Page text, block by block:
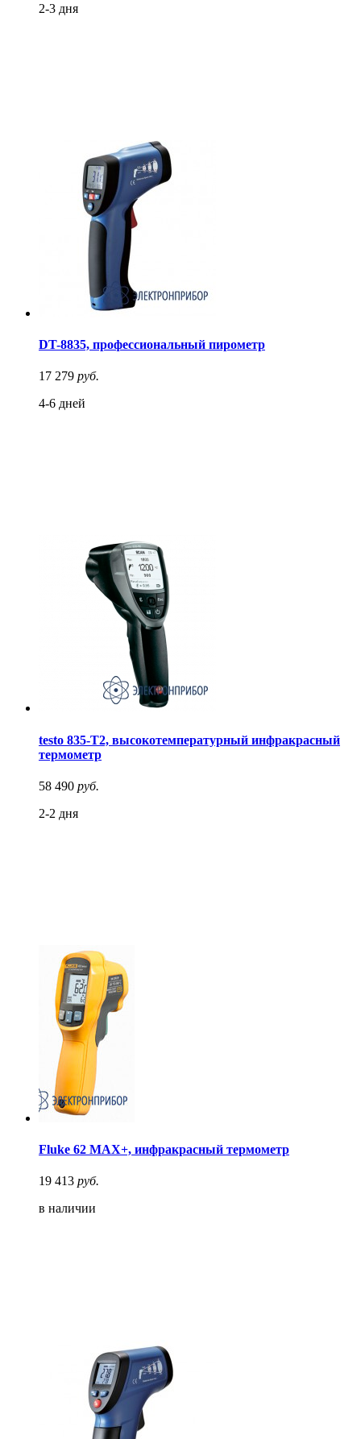
2-3 дня
DT-8835, профессиональный пирометр
17 279 руб.
4-6 дней
testo 835-T2, высокотемпературный инфракрасный
термометр
58 490 руб.
2-2 дня
Fluke 62 MAX+, инфракрасный термометр
19 413 руб.
в наличии